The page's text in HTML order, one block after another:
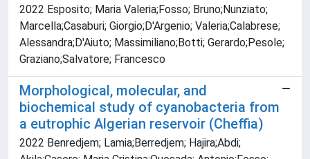
2022 Esposito; Maria Valeria;Fosso; Bruno;Nunziato;
Marcella;Casaburi; Giorgio;D'Argenio; Valeria;Calabrese;
Alessandra;D'Aiuto; Massimiliano;Botti; Gerardo;Pesole;
Graziano;Salvatore; Francesco
Morphological, molecular, and
biochemical study of cyanobacteria from
a eutrophic Algerian reservoir (Cheffia)
2022 Benredjem; Lamia;Berredjem; Hajira;Abdi;